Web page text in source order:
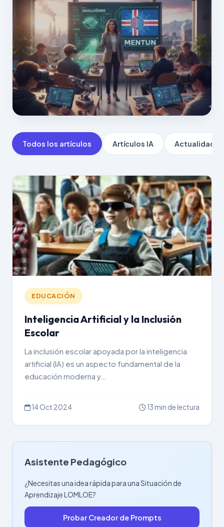
Todos los artículos Artículos IA Actualidad IA
EDUCACIÓN
Inteligencia Artificial y la Inclusión
Escolar
La inclusión escolar apoyada por la inteligencia
artificial (IA) es un aspecto fundamental de la
educación moderna y…
14 Oct 2024 13 min de lectura
Asistente Pedagógico
¿Necesitas una idea rápida para una Situación de
Aprendizaje LOMLOE?
Probar Creador de Prompts